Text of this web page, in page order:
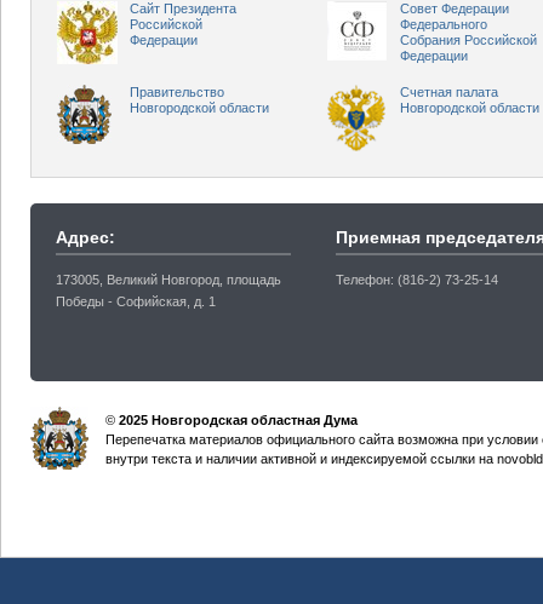
Сайт Президента
Российской
Федерации
Совет Федерации
Федерального
Собрания Российской
Федерации
Правительство
Новгородской области
Счетная палата
Новгородской области
Адрес:
173005, Великий Новгород, площадь
Победы - Софийская, д. 1
Приемная
Телефон: (816-2) 73-25-14
© 2025 Новгородская областная Дума
Перепечатка материалов официального сайта возможна при
внутри текста и наличии активной и индексируемой ссылки на